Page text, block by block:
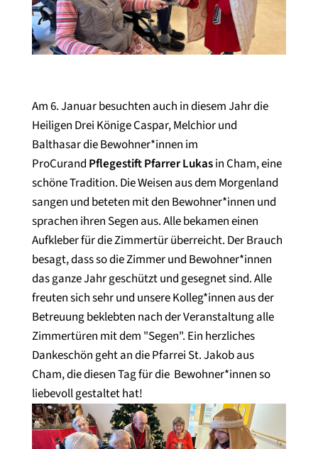
Am 6. Januar besuchten auch in diesem Jahr die
Heiligen Drei Könige Caspar, Melchior und
Balthasar die Bewohner*innen im
ProCurand Pflegestift Pfarrer Lukasin Cham, eine
schöne Tradition. Die Weisen aus dem Morgenland
sangen und beteten mit den Bewohner*innen und
sprachen ihren Segen aus. Alle bekamen einen
Aufkleber für die Zimmertür überreicht. Der Brauch
besagt, dass so die Zimmer und Bewohner*innen
das ganze Jahr geschützt und gesegnet sind. Alle
freuten sich sehr und unsere Kolleg*innen aus der
Betreuung beklebten nach der Veranstaltung alle
Zimmertüren mit dem "Segen". Ein herzliches
Dankeschön geht an die Pfarrei St. Jakob aus
Cham, die diesen Tag für die Bewohner*innen so
liebevoll gestaltet hat!